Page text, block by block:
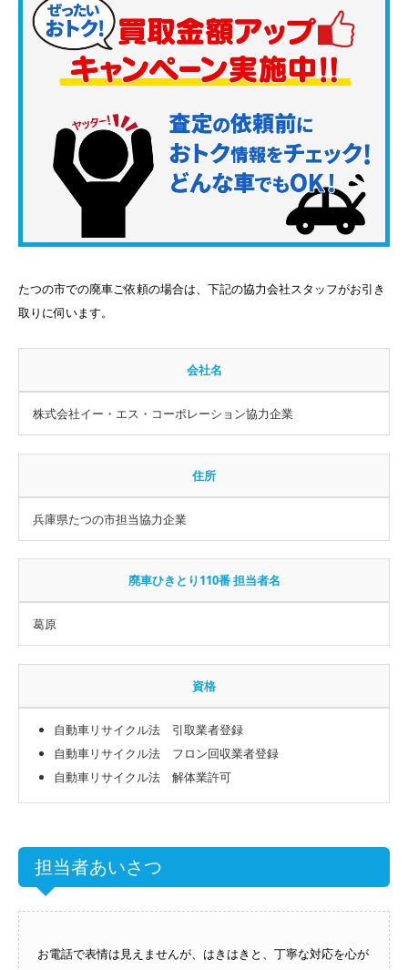
たつの市での廃車ご依頼の場合は、下記の協力会社スタッフがお引き
取りに伺います。
会社名
株式会社イー・エス・コーポレーション協力企業
住所
兵庫県たつの市担当協力企業
廃車ひきとり110番 担当者名
葛原
資格
自動車リサイクル法 引取業者登録
自動車リサイクル法 フロン回収業者登録
自動車リサイクル法 解体業許可
担当者あいさつ
お電話で表情は見えませんが、はきはきと、丁寧な対応を心が